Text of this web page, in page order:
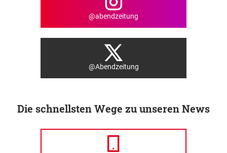
@abendzeitung
@Abendzeitung
Die schnellsten Wege zu unseren News